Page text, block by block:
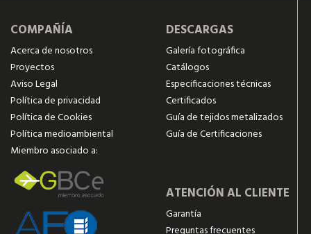
COMPAÑÍA
Acerca de nosotros
Proyectos
Aviso Legal
Política de privacidad
Política de Cookies
Política medioambiental
Miembro asociado a:
DESCARGAS
Galería fotográfica
Catálogos
Especificaciones técnicas
Certificados
Guía de tejidos metalizados
Guía de Certificaciones
ATENCIÓN AL CLIENTE
Garantía